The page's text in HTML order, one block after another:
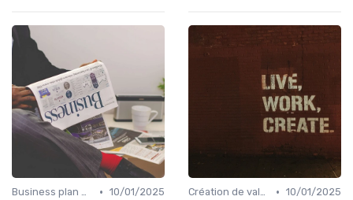
Business plan & modélisation financière • 10/01/2025
Création de valeur & rentabilité • 10/01/2025